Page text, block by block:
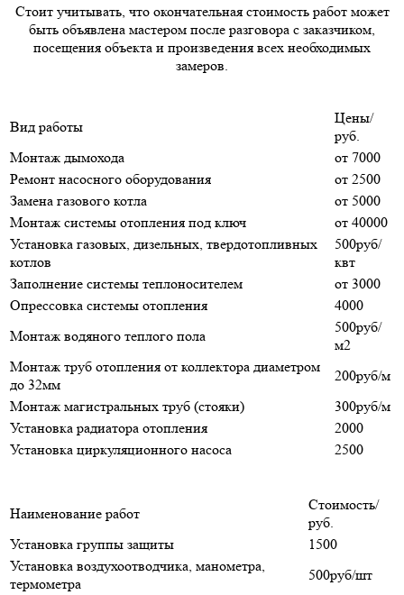
Стоит учитывать, что окончательная стоимость работ может
быть объявлена мастером после разговора с заказчиком,
посещения объекта и произведения всех необходимых
замеров.
Вид работы
Цены/
руб.
Монтаж дымохода
от 7000
Ремонт насосного оборудования
от 2500
Замена газового котла
от 5000
Монтаж системы отопления под ключ
от 40000
Установка газовых, дизельных, твердотопливных
котлов
500руб/
квт
Заполнение системы теплоносителем
от 3000
Опрессовка системы отопления
4000
Монтаж водяного теплого пола
500руб/
м2
Монтаж труб отопления от коллектора диаметром
до 32мм
200руб/м
Монтаж магистральных труб (стояки)
300руб/м
Установка радиатора отопления
2000
Установка циркуляционного насоса
2500
Наименование работ
Стоимость/
руб.
Установка группы защиты
1500
Установка воздухоотводчика, манометра,
термометра
500руб/шт